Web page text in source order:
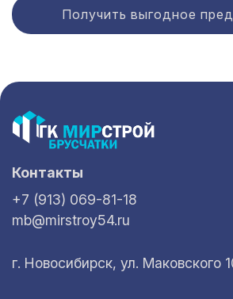
Получить выгодное
Контакты
+7 (913) 069-81-18
mb@mirstroy54.ru
г. Новосибирск, ул. Маковского